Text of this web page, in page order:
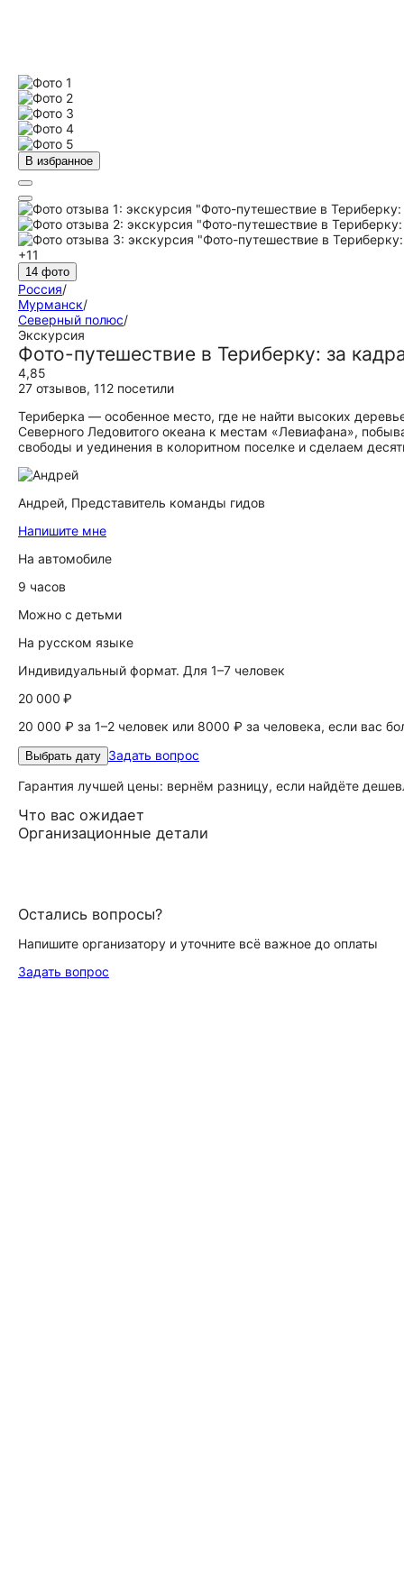
В избранное
+11
14 фото
Россия/
Мурманск/
Северный полюс/
Экскурсия
Фото-путешествие в Териберку: за
4,85
27 отзывов, 112 посетили
Териберка — особенное место, где не найти высоких
Северного Ледовитого океана к местам «Левиафана»,
свободы и уединения в колоритном поселке и сделаем
Андрей, Представитель команды гидов
Напишите мне
На автомобиле
9 часов
Можно с детьми
На русском языке
Индивидуальный формат. Для 1–7 человек
20 000 ₽
20 000 ₽ за 1–2 человек или 8000 ₽ за человека, если вас
Выбрать дату Задать вопрос
Гарантия лучшей цены: вернём разницу, если найдёте
Что вас ожидает
Организационные детали
Остались вопросы?
Напишите организатору и уточните всё важное до оплаты
Задать вопрос